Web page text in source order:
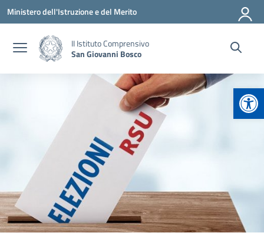
Vai ai contenuti
Vai al menu di navigazione
Vai al footer
Ministero dell'Istruzione e del Merito
II Istituto Comprensivo
San Giovanni Bosco